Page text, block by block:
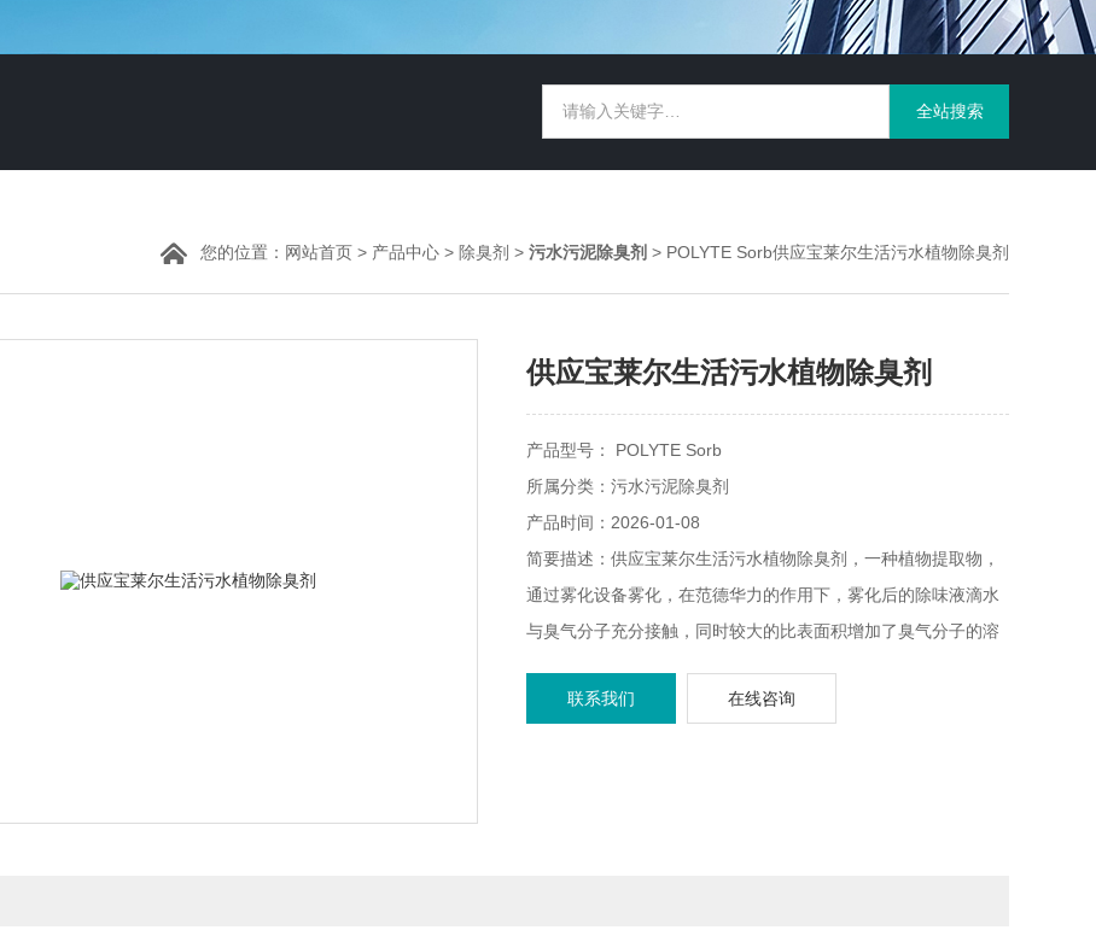
您的位置： 网站首页 > 产品中心 > 除臭剂 > 污水污泥除臭剂 > POLYTE Sorb供应宝莱尔生活污水植物除臭剂
供应宝莱尔生活污水植物除臭剂
产品型号： POLYTE Sorb
所属分类：污水污泥除臭剂
产品时间：2026-01-08
简要描述：供应宝莱尔生活污水植物除臭剂，一种植物提取物，
通过雾化设备雾化，在范德华力的作用下，雾化后的除味液滴水
与臭气分子充分接触，同时较大的比表面积增加了臭气分子的溶
联系我们 在线咨询